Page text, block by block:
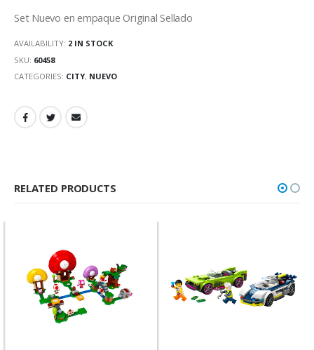
Set Nuevo en empaque Original Sellado
AVAILABILITY: 2 IN STOCK
SKU: 60458
CATEGORIES: CITY, NUEVO
RELATED PRODUCTS